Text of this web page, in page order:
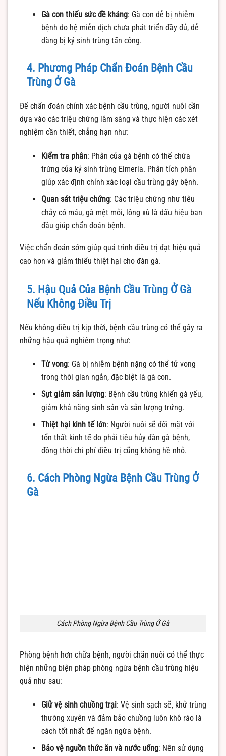
Gà con thiếu sức đề kháng: Gà con dễ bị nhiễm
bệnh do hệ miễn dịch chưa phát triển đầy đủ, dễ
dàng bị ký sinh trùng tấn công.
4. Phương Pháp Chẩn Đoán Bệnh Cầu
Trùng Ở Gà
Để chẩn đoán chính xác bệnh cầu trùng, người nuôi cần
dựa vào các triệu chứng lâm sàng và thực hiện các xét
nghiệm cần thiết, chẳng hạn như:
Kiểm tra phân: Phân của gà bệnh có thể chứa
trứng của ký sinh trùng Eimeria. Phân tích phân
giúp xác định chính xác loại cầu trùng gây bệnh.
Quan sát triệu chứng: Các triệu chứng như tiêu
chảy có máu, gà mệt mỏi, lông xù là dấu hiệu ban
đầu giúp chẩn đoán bệnh.
Việc chẩn đoán sớm giúp quá trình điều trị đạt hiệu quả
cao hơn và giảm thiểu thiệt hại cho đàn gà.
5. Hậu Quả Của Bệnh Cầu Trùng Ở Gà
Nếu Không Điều Trị
Nếu không điều trị kịp thời, bệnh cầu trùng có thể gây ra
những hậu quả nghiêm trọng như:
Tử vong: Gà bị nhiễm bệnh nặng có thể tử vong
trong thời gian ngắn, đặc biệt là gà con.
Sụt giảm sản lượng: Bệnh cầu trùng khiến gà yếu,
giảm khả năng sinh sản và sản lượng trứng.
Thiệt hại kinh tế lớn: Người nuôi sẽ đối mặt với
tổn thất kinh tế do phải tiêu hủy đàn gà bệnh,
đồng thời chi phí điều trị cũng không hề nhỏ.
6. Cách Phòng Ngừa Bệnh Cầu Trùng Ở
Gà
Cách Phòng Ngừa Bệnh Cầu Trùng Ở Gà
Phòng bệnh hơn chữa bệnh, người chăn nuôi có thể thực
hiện những biện pháp phòng ngừa bệnh cầu trùng hiệu
quả như sau:
Giữ vệ sinh chuồng trại: Vệ sinh sạch sẽ, khử trùng
thường xuyên và đảm bảo chuồng luôn khô ráo là
cách tốt nhất để ngăn ngừa bệnh.
Bảo vệ nguồn thức ăn và nước uống: Nên sử dụng